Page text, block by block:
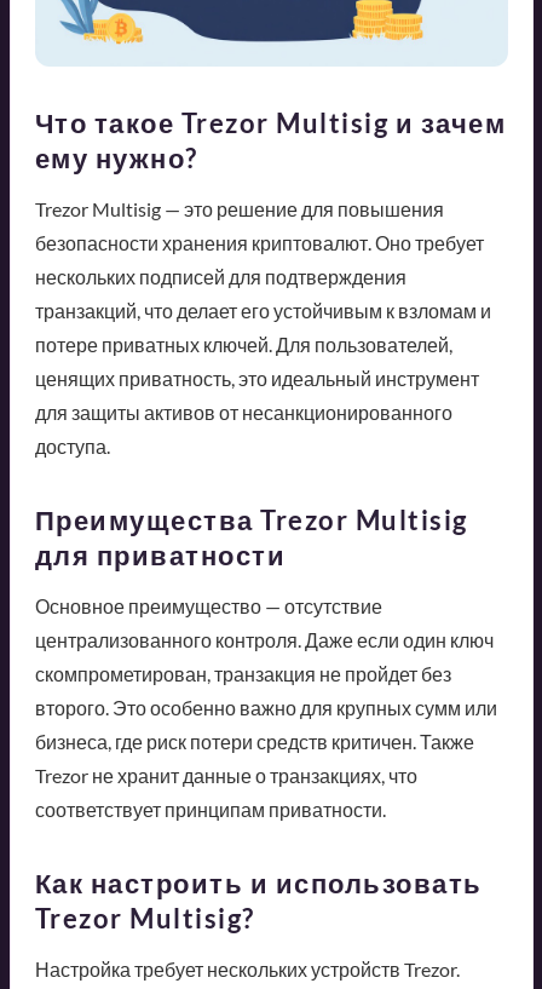
Что такое Trezor Multisig и зачем
ему нужно?
Trezor Multisig — это решение для повышения
безопасности хранения криптовалют. Оно требует
нескольких подписей для подтверждения
транзакций, что делает его устойчивым к взломам и
потере приватных ключей. Для пользователей,
ценящих приватность, это идеальный инструмент
для защиты активов от несанкционированного
доступа.
Преимущества Trezor Multisig
для приватности
Основное преимущество — отсутствие
централизованного контроля. Даже если один ключ
скомпрометирован, транзакция не пройдет без
второго. Это особенно важно для крупных сумм или
бизнеса, где риск потери средств критичен. Также
Trezor не хранит данные о транзакциях, что
соответствует принципам приватности.
Как настроить и использовать
Trezor Multisig?
Настройка требует нескольких устройств Trezor.